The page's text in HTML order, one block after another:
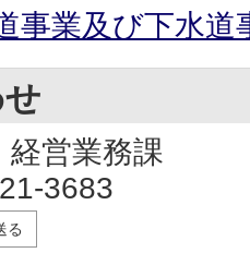
事業及び下水道
営業務課
3683
る